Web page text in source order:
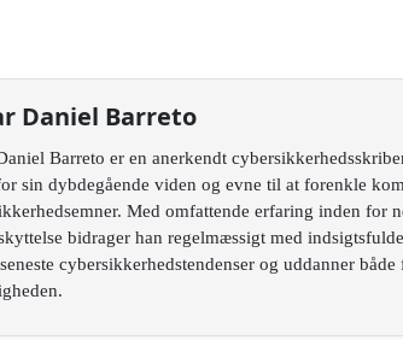
Daniel Barreto
Barreto er en anerkendt
sin dybdegående viden og evne til at forenkle
Med omfattende erfaring inden for
bidrager han regelmæssigt med
cybersikkerhedstendenser og uddanner